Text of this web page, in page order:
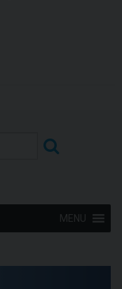
MENU